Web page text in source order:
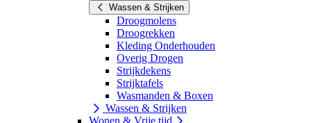
Wassen & Strijken
Droogmolens
Droogrekken
Kleding Onderhouden
Overig Drogen
Strijkdekens
Strijktafels
Wasmanden & Boxen
Wassen & Strijken
Wonen & Vrije tijd